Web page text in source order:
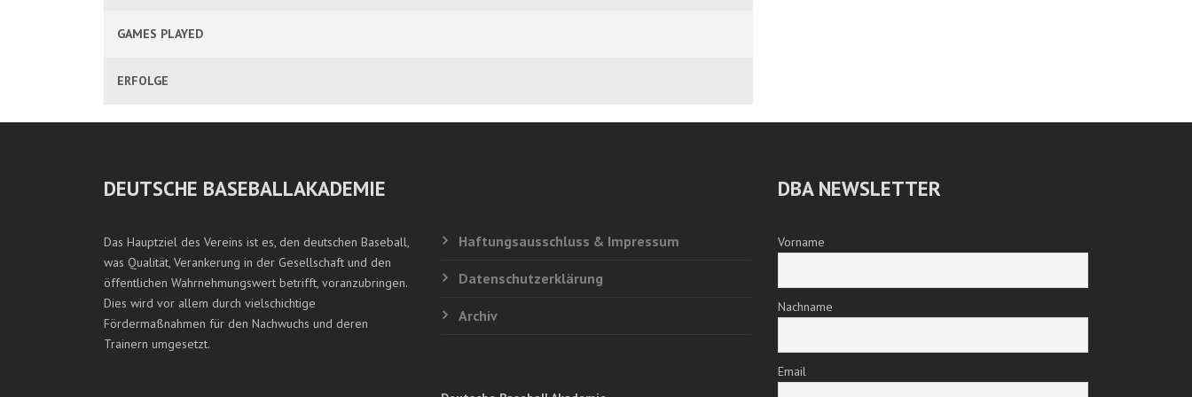
GAMES PLAYED
ERFOLGE
DEUTSCHE BASEBALLAKADEMIE
Das Hauptziel des Vereins ist es, den deutschen Baseball,
was Qualität, Verankerung in der Gesellschaft und den
öffentlichen Wahrnehmungswert betrifft, voranzubringen.
Dies wird vor allem durch vielschichtige
Fördermaßnahmen für den Nachwuchs und deren
Trainern umgesetzt.
Haftungsausschluss & Impressum
Datenschutzerklärung
Archiv
DBA NEWSLETTER
Vorname
Nachname
Email